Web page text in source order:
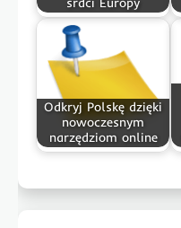
Odkryj Polskę dzięki
nowoczesnym
narzędziom online